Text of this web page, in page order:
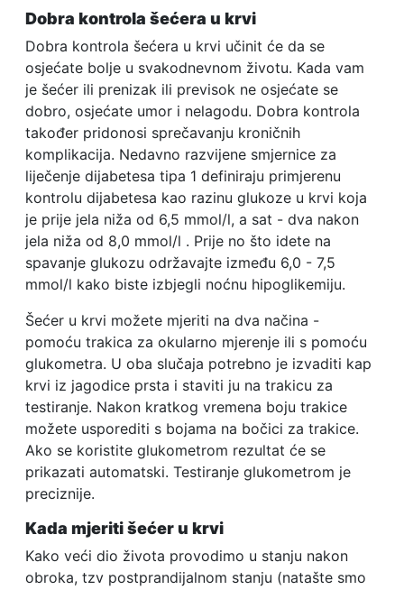
Dobra kontrola šećera u krvi
Dobra kontrola šećera u krvi učinit će da se
osjećate bolje u svakodnevnom životu. Kada vam
je šećer ili prenizak ili previsok ne osjećate se
dobro, osjećate umor i nelagodu. Dobra kontrola
također pridonosi sprečavanju kroničnih
komplikacija. Nedavno razvijene smjernice za
liječenje dijabetesa tipa 1 definiraju primjerenu
kontrolu dijabetesa kao razinu glukoze u krvi koja
je prije jela niža od 6,5 mmol/l, a sat - dva nakon
jela niža od 8,0 mmol/l . Prije no što idete na
spavanje glukozu održavajte između 6,0 - 7,5
mmol/l kako biste izbjegli noćnu hipoglikemiju.
Šećer u krvi možete mjeriti na dva načina -
pomoću trakica za okularno mjerenje ili s pomoću
glukometra. U oba slučaja potrebno je izvaditi kap
krvi iz jagodice prsta i staviti ju na trakicu za
testiranje. Nakon kratkog vremena boju trakice
možete usporediti s bojama na bočici za trakice.
Ako se koristite glukometrom rezultat će se
prikazati automatski. Testiranje glukometrom je
preciznije.
Kada mjeriti šećer u krvi
Kako veći dio života provodimo u stanju nakon
obroka, tzv postprandijalnom stanju (natašte smo